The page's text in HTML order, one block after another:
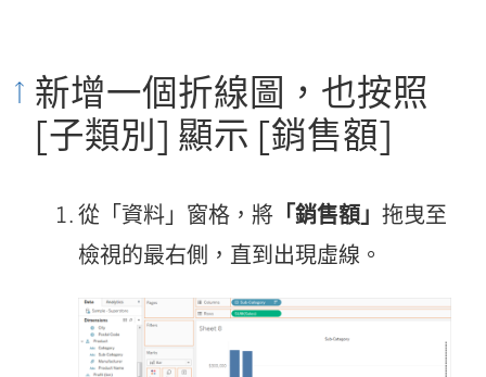
新增一個折線圖，也按照
[子類別] 顯示 [銷售額]
從「資料」窗格，將 「銷售額」 拖曳至
檢視的最右側，直到出現虛線。